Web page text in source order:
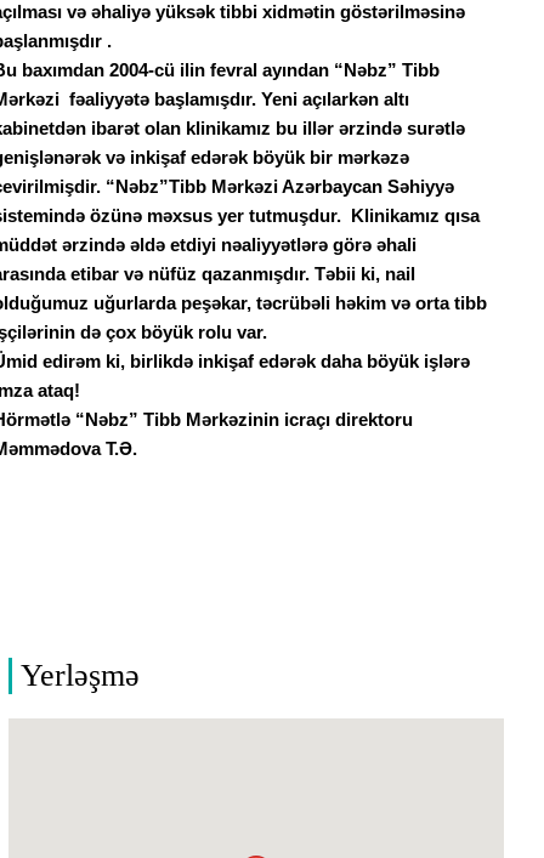
və əhaliyə yüksək tibbi xidmətin göstərilməsinə
.
baxımdan 2004-cü ilin fevral ayından “Nəbz” Tibb
fəaliyyətə başlamışdır. Yeni açılarkən altı
ibarət olan klinikamız bu illər ərzində surətlə
və inkişaf edərək böyük bir mərkəzə
“Nəbz”Tibb Mərkəzi Azərbaycan Səhiyyə
özünə məxsus yer tutmuşdur.
Klinikamız qısa
ərzində əldə etdiyi nəaliyyətlərə görə əhali
etibar və nüfüz qazanmışdır. Təbii ki, nail
uğurlarda peşəkar, təcrübəli həkim və orta tibb
də çox böyük rolu var.
edirəm ki, birlikdə inkişaf edərək daha böyük işlərə
ataq!
“Nəbz” Tibb Mərkəzinin icraçı direktoru
T.Ə.
Yerləşmə